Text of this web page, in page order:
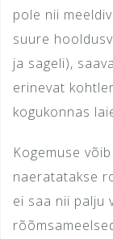
pole nii
suure
ja sageli),
erinevat
kogukonnas
Kogemuse
naeratatakse
ei saa nii palju